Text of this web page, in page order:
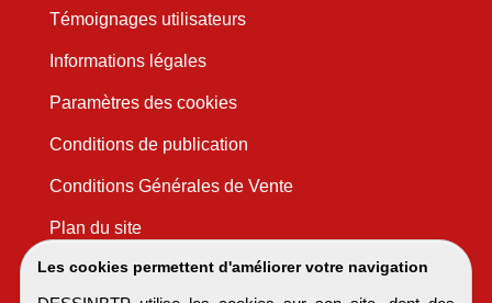
Les cookies permettent d'améliorer votre navigation
Témoignages utilisateurs
Informations légales
Paramètres des cookies
Conditions de publication
Conditions Générales de Vente
Plan du site